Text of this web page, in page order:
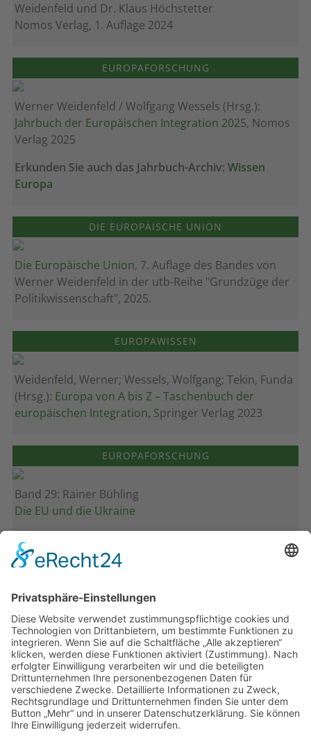
Weidenfeld und Dr. Klaus Höchstetter
Nomos Verlag, 1. Auflage 2024
EUROPAFORSCHUNG
Werner Weidenfeld / Wolfgang Wessels (Hrsg.):
Jahrbuch der Europäischen Integration 2025, Nomos
Verlag 2025
Erkunden Sie auch das Jahrbuch-Archiv: Wissen
Europa
DIE EUROPÄISCHE UNION
Die Europäische Union, 7. Auflage des Bandes von
Werner Weidenfeld in der utb-Reihe "Grundzüge der
Politikwissenschaft", 2025.
EUROPAWISSEN
Weidenfeld, Werner; Wessels, Wolfgang; Tekin, Funda
(Hrsg.): Europa von A bis Z – Taschenbuch der
europäischen Integration, Springer Verlag 2023
EUROPAFORSCHUNG
Band 29: Rainer Bühling
Die EU und die Ukraine
Band 28: Andrea Zeller
Eurorettung um jeden Preis?
Band 27: Thomas Jansen
Europa verstehen
Band 26: Andreas Öffner
Die Macht der Interessen
Band 25: Edmund Ratka
Deutschlands Mittelmeerpolitik